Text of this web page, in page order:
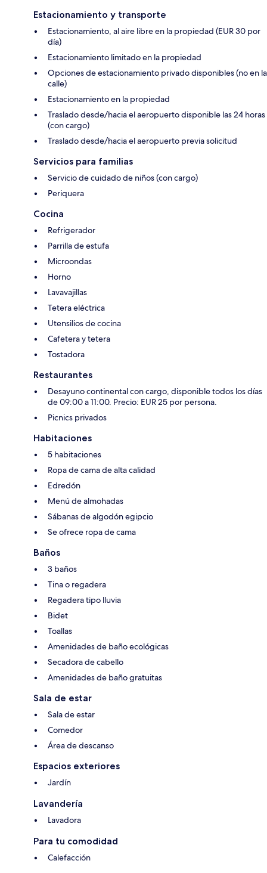
Estacionamiento y transporte
Estacionamiento, al aire libre en la propiedad (EUR 30 por
día)
Estacionamiento limitado en la propiedad
Opciones de estacionamiento privado disponibles (no en la
calle)
Estacionamiento en la propiedad
Traslado desde/hacia el aeropuerto disponible las 24 horas
(con cargo)
Traslado desde/hacia el aeropuerto previa solicitud
Servicios para familias
Servicio de cuidado de niños (con cargo)
Periquera
Cocina
Refrigerador
Parrilla de estufa
Microondas
Horno
Lavavajillas
Tetera eléctrica
Utensilios de cocina
Cafetera y tetera
Tostadora
Restaurantes
Desayuno continental con cargo, disponible todos los días
de 09:00 a 11:00. Precio: EUR 25 por persona.
Picnics privados
Habitaciones
5 habitaciones
Ropa de cama de alta calidad
Edredón
Menú de almohadas
Sábanas de algodón egipcio
Se ofrece ropa de cama
Baños
3 baños
Tina o regadera
Regadera tipo lluvia
Bidet
Toallas
Amenidades de baño ecológicas
Secadora de cabello
Amenidades de baño gratuitas
Sala de estar
Sala de estar
Comedor
Área de descanso
Espacios exteriores
Jardín
Lavandería
Lavadora
Para tu comodidad
Calefacción